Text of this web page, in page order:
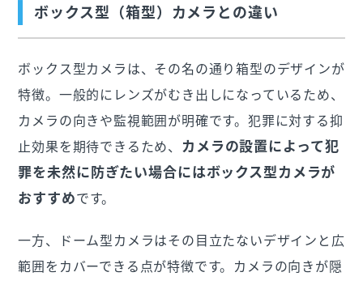
ボックス型（箱型）カメラとの違い
ボックス型カメラは、その名の通り箱型のデザインが
特徴。一般的にレンズがむき出しになっているため、
カメラの向きや監視範囲が明確です。犯罪に対する抑
止効果を期待できるため、 カメラの設置によって犯
罪を未然に防ぎたい場合にはボックス型カメラが
おすすめです。
一方、ドーム型カメラはその目立たないデザインと広
範囲をカバーできる点が特徴です。カメラの向きが隠